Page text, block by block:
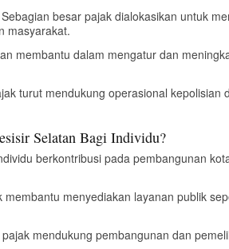
besar pajak dialokasikan untuk
masyarakat.
membantu dalam mengatur dan
turut mendukung operasional
Selatan Bagi Individu?
berkontribusi pada pembangunan
membantu menyediakan layanan publik
mendukung pembangunan dan